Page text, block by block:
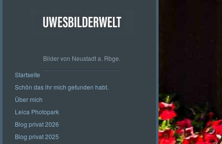
Bilder von Neustadt a. Rbge.
Startseite
Schön das ihr mich gefunden habt.
Über mich
Leica Photopark
Blog privat 2026
Blog privat 2025